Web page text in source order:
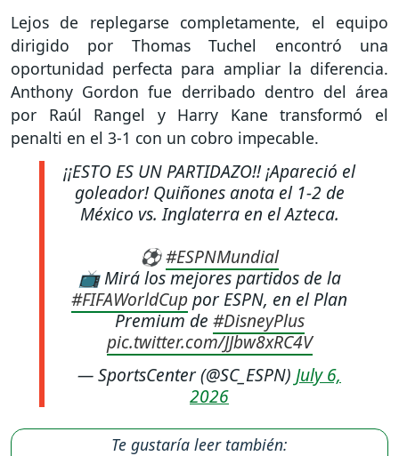
Lejos de replegarse completamente, el equipo
dirigido por Thomas Tuchel encontró una
oportunidad perfecta para ampliar la diferencia.
Anthony Gordon fue derribado dentro del área
por Raúl Rangel y Harry Kane transformó el
penalti en el 3-1 con un cobro impecable.
¡¡ESTO ES UN PARTIDAZO!! ¡Apareció el
goleador! Quiñones anota el 1-2 de
México vs. Inglaterra en el Azteca.
⚽#ESPNMundial
📺 Mirá los mejores partidos de la
#FIFAWorldCuppor ESPN, en el Plan
Premium de #DisneyPlus
pic.twitter.com/JJbw8xRC4V
— SportsCenter (@SC_ESPN) July 6,
2026
Te gustaría leer también: